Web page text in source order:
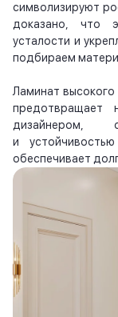
символизируют
доказано, что
усталости и
подбираем
Ламинат высокого
предотвращает
дизайнером,
и
обеспечивает